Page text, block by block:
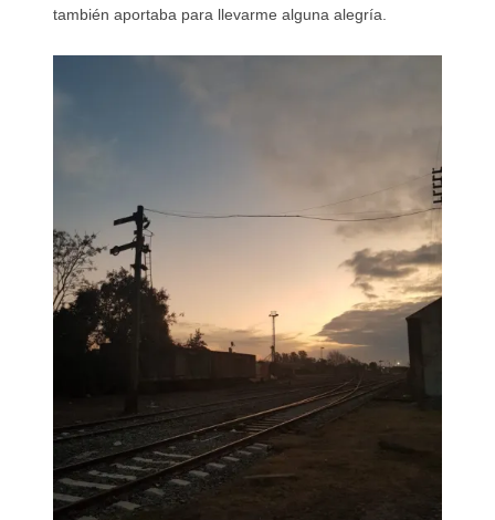
también aportaba para llevarme alguna alegría.